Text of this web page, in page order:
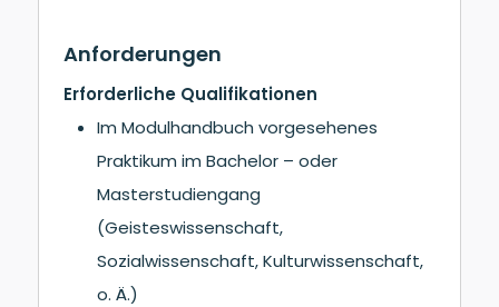
Anforderungen
Erforderliche Qualifikationen
Im Modulhandbuch vorgesehenes
Praktikum im Bachelor – oder
Masterstudiengang
(Geisteswissenschaft,
Sozialwissenschaft, Kulturwissenschaft,
o. Ä.)